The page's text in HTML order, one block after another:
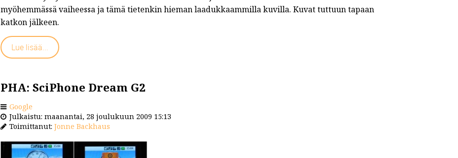
myöhemmässä vaiheessa ja tämä tietenkin hieman laadukkaammilla kuvilla. Kuvat tuttuun tapaan
katkon jälkeen.
Lue lisää...
PHA: SciPhone Dream G2
Google
Julkaistu: maanantai, 28 joulukuun 2009 15:13
Toimittanut: Jonne Backhaus